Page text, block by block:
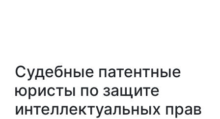
Судебные патентные
юристы по защите
интеллектуальных прав